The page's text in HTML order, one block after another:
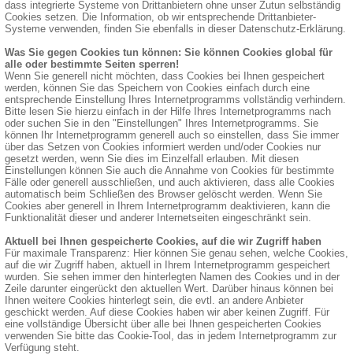
dass integrierte Systeme von Drittanbietern ohne unser Zutun selbständig
Cookies setzen. Die Information, ob wir entsprechende Drittanbieter-
Systeme verwenden, finden Sie ebenfalls in dieser Datenschutz-Erklärung.
Was Sie gegen Cookies tun können: Sie können Cookies global für
alle oder bestimmte Seiten sperren!
Wenn Sie generell nicht möchten, dass Cookies bei Ihnen gespeichert
werden, können Sie das Speichern von Cookies einfach durch eine
entsprechende Einstellung Ihres Internetprogramms vollständig verhindern.
Bitte lesen Sie hierzu einfach in der Hilfe Ihres Internetprogramms nach
oder suchen Sie in den "Einstellungen" Ihres Internetprogramms. Sie
können Ihr Internetprogramm generell auch so einstellen, dass Sie immer
über das Setzen von Cookies informiert werden und/oder Cookies nur
gesetzt werden, wenn Sie dies im Einzelfall erlauben. Mit diesen
Einstellungen können Sie auch die Annahme von Cookies für bestimmte
Fälle oder generell ausschließen, und auch aktivieren, dass alle Cookies
automatisch beim Schließen des Browser gelöscht werden. Wenn Sie
Cookies aber generell in Ihrem Internetprogramm deaktivieren, kann die
Funktionalität dieser und anderer Internetseiten eingeschränkt sein.
Aktuell bei Ihnen gespeicherte Cookies, auf die wir Zugriff haben
Für maximale Transparenz: Hier können Sie genau sehen, welche Cookies,
auf die wir Zugriff haben, aktuell in Ihrem Internetprogramm gespeichert
wurden. Sie sehen immer den hinterlegten Namen des Cookies und in der
Zeile darunter eingerückt den aktuellen Wert. Darüber hinaus können bei
Ihnen weitere Cookies hinterlegt sein, die evtl. an andere Anbieter
geschickt werden. Auf diese Cookies haben wir aber keinen Zugriff. Für
eine vollständige Übersicht über alle bei Ihnen gespeicherten Cookies
verwenden Sie bitte das Cookie-Tool, das in jedem Internetprogramm zur
Verfügung steht.